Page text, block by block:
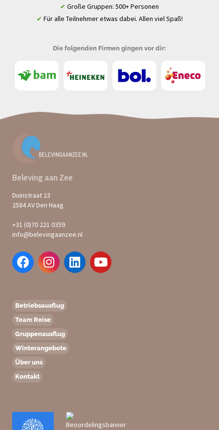
✔ Große Gruppen: 500+ Personen
✔ Für alle Teilnehmer etwas dabei. Allen viel Spaß!
Die folgenden Firmen gingen vor dir:
Beleving aan Zee
Duinstraat 23
2584 AV Den Haag
+31 (0)70 221 0359
info@belevingaanzee.nl
Betriebsausflug
Team Reise
Gruppenausflug
Winterangebote
Über uns
Kontakt